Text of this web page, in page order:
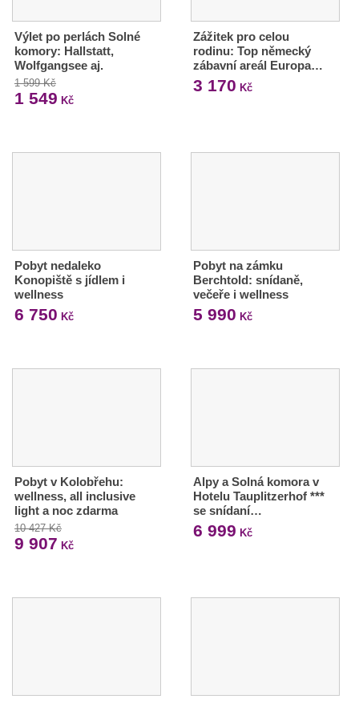
Výlet po perlách Solné
komory: Hallstatt,
Wolfgangsee aj.
1 599 Kč
1 549 Kč
Zážitek pro celou
rodinu: Top německý
zábavní areál Europa…
3 170 Kč
Pobyt nedaleko
Konopiště s jídlem i
wellness
6 750 Kč
Pobyt na zámku
Berchtold: snídaně,
večeře i wellness
5 990 Kč
Pobyt v Kolobřehu:
wellness, all inclusive
light a noc zdarma
10 427 Kč
9 907 Kč
Alpy a Solná komora v
Hotelu Tauplitzerhof ***
se snídaní…
6 999 Kč